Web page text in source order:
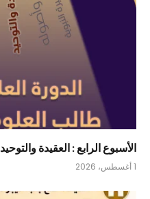
الأسبوع الرابع : العقيدة والتوحيد
1 أغسطس، 2026